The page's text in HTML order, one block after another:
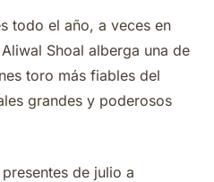
todo el año, a veces en
Shoal alberga una de
toro más fiables del
grandes y poderosos
presentes de julio a